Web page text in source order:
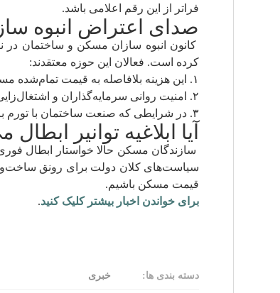
فراتر از این رقم اعلامی باشد.
صدای اعتراض انبوه
کانون انبوه سازان مسکن و ساختمان در
کرده است. فعالان این حوزه معتقدند:
۱. این هزینه بلافاصله به قیمت تمام‌شده مسکن اضافه شده و باعث گرانی بیشتر می‌شود.
۲. امنیت روانی سرمایه‌گذاران و اشتغال‌زایی در بخش ساختمان را به‌شدت تهدید می‌کند.
۳. در شرایطی که صنعت ساختمان با تورم بالای نهاده‌های ساختمانی دست‌وپنج نرم می‌کند، این شوک قیمتی بی‌موقع است.
آیا ابلاغیه توانیر
سازندگان مسکن حالا خواستار ابطال فوری
سیاست‌های کلان دولت برای رونق ساخت‌وساز
قیمت مسکن باشیم.
برای خواندن اخبار بیشتر کلیک کنید.
دسته بندی ها: خبری